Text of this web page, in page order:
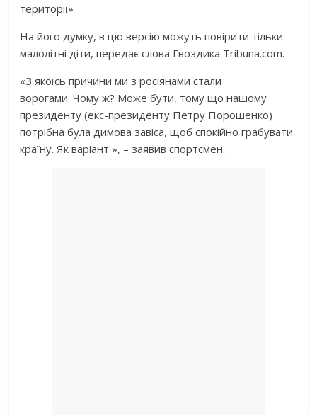
території»
На його думку, в цю версію можуть повірити тільки
малолітні діти, передає слова Гвоздика Tribuna.com.
«З якоїсь причини ми з росіянами стали
ворогами. Чому ж? Може бути, тому що нашому
президенту (екс-президенту Петру Порошенко)
потрібна була димова завіса, щоб спокійно грабувати
країну. Як варіант », – заявив спортсмен.